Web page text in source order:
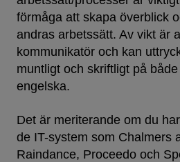
förmåga att skapa överblick
andras arbetssätt. Av vikt är
kommunikatör och kan
muntligt och skriftligt på
engelska.
Det är meriterande om du
de IT-system som Chalmers
Raindance, Proceedo och